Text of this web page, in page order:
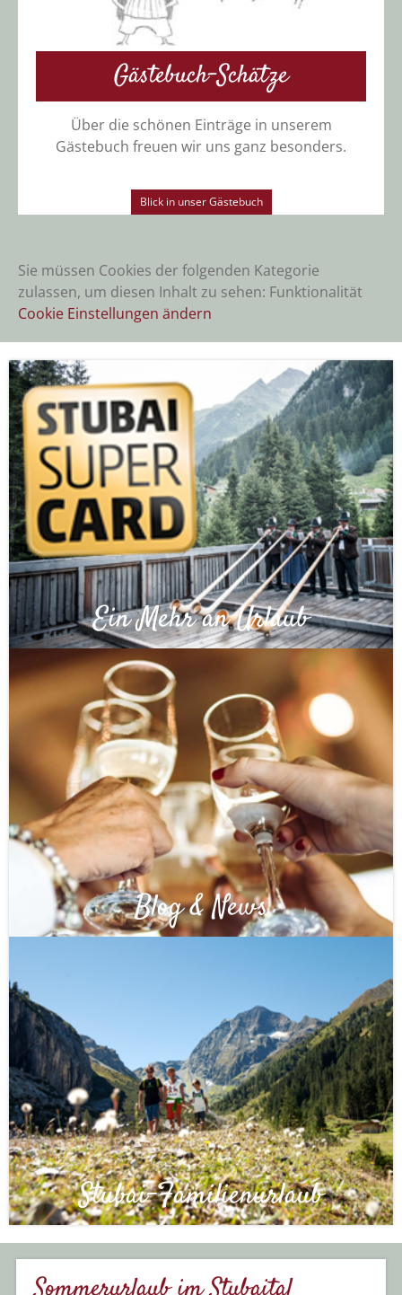
Gästebuch-Schätze
Über die schönen Einträge in unserem
Gästebuch freuen wir uns ganz besonders.
Blick in unser Gästebuch
Sie müssen Cookies der folgenden Kategorie
zulassen, um diesen Inhalt zu sehen: Funktionalität
Cookie Einstellungen ändern
Ein Mehr an Urlaub
Blog & News
Stubai-Familienurlaub